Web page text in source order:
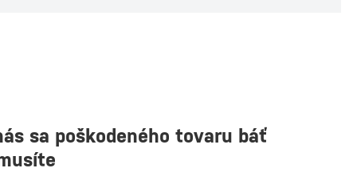
sa poškodeného tovaru báť